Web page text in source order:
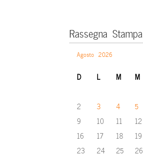
Rassegna Stampa
Agosto 2026
D L M M
2
3 4 5
9
10 11 12
16
17 18 19
23
24 25 26